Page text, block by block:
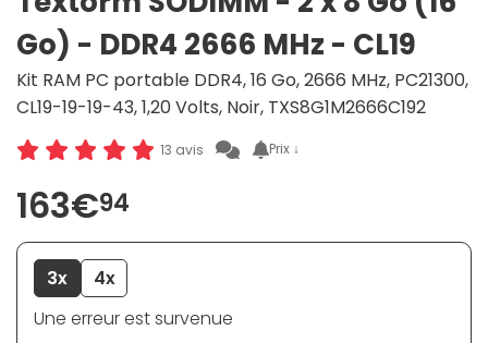
Go) - DDR4 2666 MHz - CL19
Kit RAM PC portable DDR4, 16 Go, 2666 MHz, PC21300,
CL19-19-19-43, 1,20 Volts, Noir, TXS8G1M2666C192
13 avis Prix ↓
163€94
3x
4x
Une erreur est survenue